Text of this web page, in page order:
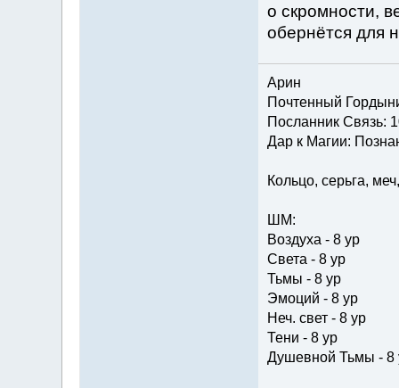
о скромности,
обернётся для
Арин
Почтенный
Посланник Связь:
Дар к Магии:
Кольцо, серьга,
ШМ:
Воздуха - 8 ур
Света - 8 ур
Тьмы - 8 ур
Эмоций - 8 ур
Неч. свет - 8 ур
Тени - 8 ур
Душевной Тьмы - 8